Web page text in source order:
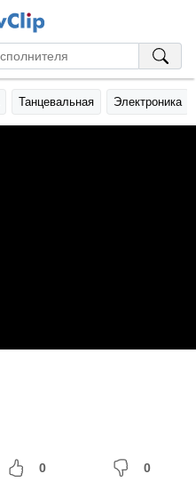
Танцевальная Электроника
0 0